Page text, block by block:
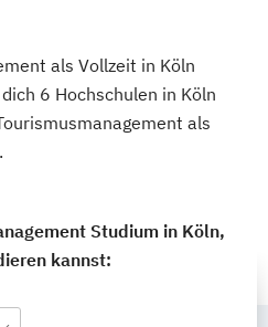
als Vollzeit in Köln
6 Hochschulen in Köln
als
Studium in Köln,
kannst: